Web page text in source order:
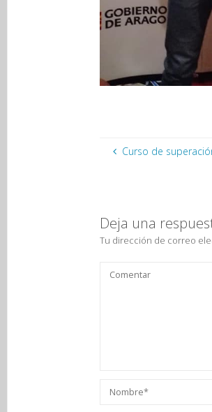
Curso de
Deja una
Tu dirección de correo